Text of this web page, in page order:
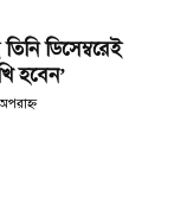
ডিসেম্বরেই
হবেন’